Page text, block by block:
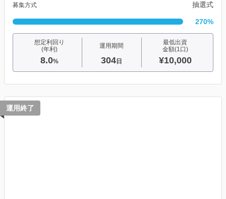
募集方式 抽選式
270%
想定利回り
(年利)
8.0%
運用期間
304 日
最低出資
金額(1口)
¥10,000
運用終了